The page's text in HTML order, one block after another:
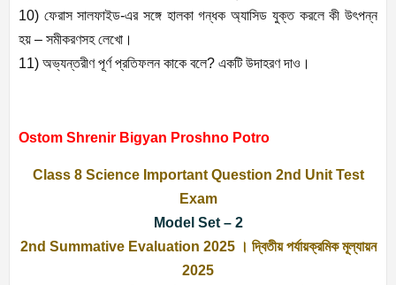
10) ফেরাস সালফাইড-এর সঙ্গে হালকা গন্ধক অ্যাসিড যুক্ত করলে কী উৎপন্ন
হয় – সমীকরণসহ লেখো।
11) অভ্যন্তরীণ পূর্ণ প্রতিফলন কাকে বলে? একটি উদাহরণ দাও।
Ostom Shrenir Bigyan Proshno Potro
Class 8 Science Important Question 2nd Unit Test
Exam
Model Set – 2
2nd Summative Evaluation 2025 । দ্বিতীয় পর্যায়ক্রমিক মূল্যায়ন
2025